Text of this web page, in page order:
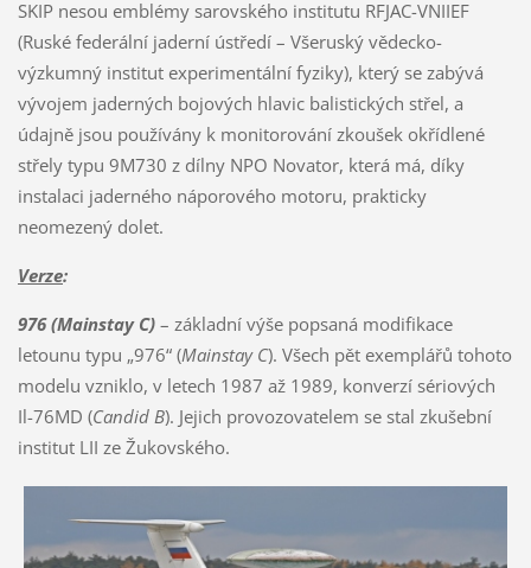
SKIP nesou emblémy sarovského institutu RFJAC-VNIIEF
(Ruské federální jaderní ústředí – Všeruský vědecko-
výzkumný institut experimentální fyziky), který se zabývá
vývojem jaderných bojových hlavic balistických střel, a
údajně jsou používány k monitorování zkoušek okřídlené
střely typu 9M730 z dílny NPO Novator, která má, díky
instalaci jaderného náporového motoru, prakticky
neomezený dolet.
Verze:
976 (Mainstay C)– základní výše popsaná modifikace
letounu typu „976“ (Mainstay C). Všech pět exemplářů tohoto
modelu vzniklo, v letech 1987 až 1989, konverzí sériových
Il-76MD (Candid B). Jejich provozovatelem se stal zkušební
institut LII ze Žukovského.